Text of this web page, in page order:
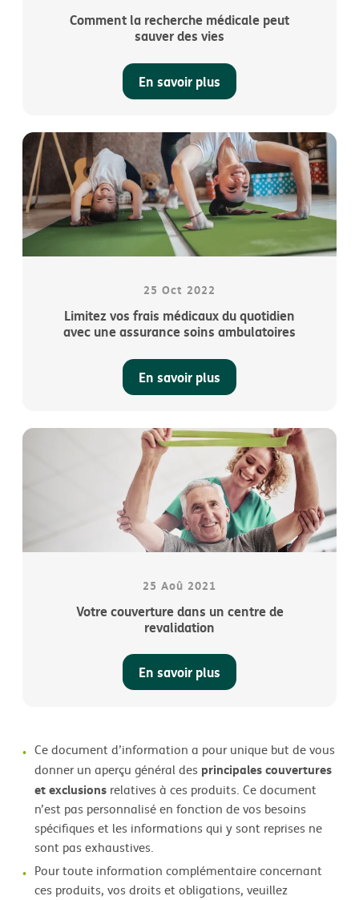
Comment la recherche médicale peut
sauver des vies
En savoir plus
25 Oct 2022
Limitez vos frais médicaux du quotidien
avec une assurance soins ambulatoires
En savoir plus
25 Aoû 2021
Votre couverture dans un centre de
revalidation
En savoir plus
Ce document d’information a pour unique but de vous
donner un aperçu général des principales couvertures
et exclusions relatives à ces produits. Ce document
n’est pas personnalisé en fonction de vos besoins
spécifiques et les informations qui y sont reprises ne
sont pas exhaustives.
Pour toute information complémentaire concernant
ces produits, vos droits et obligations, veuillez